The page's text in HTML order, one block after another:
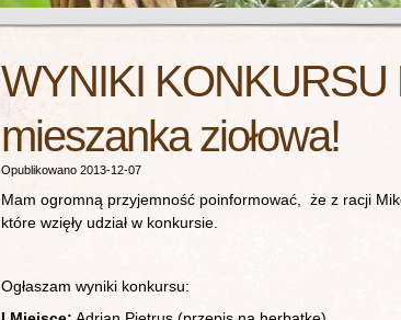
WYNIKI KONKURSU
mieszanka ziołowa!
Opublikowano 2013-12-07
Mam ogromną przyjemność poinformować, że z racji
które wzięły udział w konkursie.
Ogłaszam wyniki konkursu: